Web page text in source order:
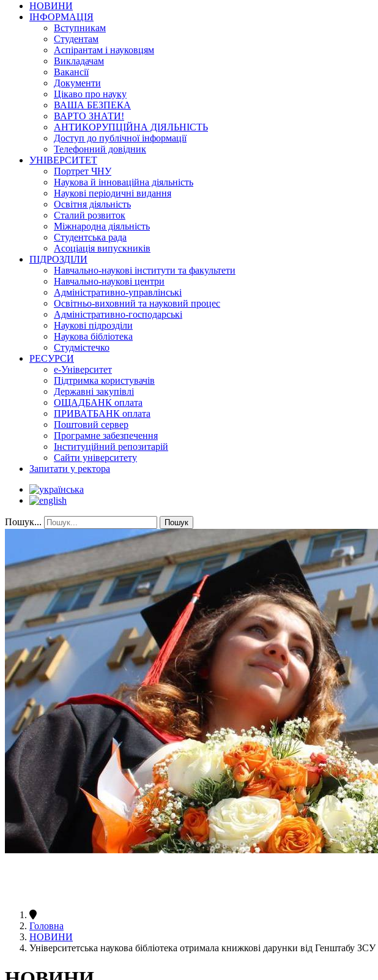
НОВИНИ
ІНФОРМАЦІЯ
Вступникам
Студентам
Аспірантам і науковцям
Викладачам
Вакансії
Документи
Цікаво про науку
ВАША БЕЗПЕКА
ВАРТО ЗНАТИ!
АНТИКОРУПЦІЙНА ДІЯЛЬНІСТЬ
Доступ до публічної інформації
Телефонний довідник
УНІВЕРСИТЕТ
Портрет ЧНУ
Наукова й інноваційна діяльність
Наукові періодичні видання
Освітня діяльність
Сталий розвиток
Міжнародна діяльність
Студентська рада
Асоціація випускників
ПІДРОЗДІЛИ
Навчально-наукові інститути та факультети
Навчально-наукові центри
Адміністративно-управлінські
Освітньо-виховний та науковий процес
Адміністративно-господарські
Наукові підрозділи
Наукова бібліотека
Студмістечко
РЕСУРСИ
е-Університет
Підтримка користувачів
Державні закупівлі
ОЩАДБАНК оплата
ПРИВАТБАНК оплата
Поштовий сервер
Програмне забезпечення
Інституційний репозитарій
Сайти університету
Запитати у ректора
Пошук... Пошук
Головна
НОВИНИ
Університетська наукова бібліотека отримала книжкові дарунки від Генштабу ЗСУ